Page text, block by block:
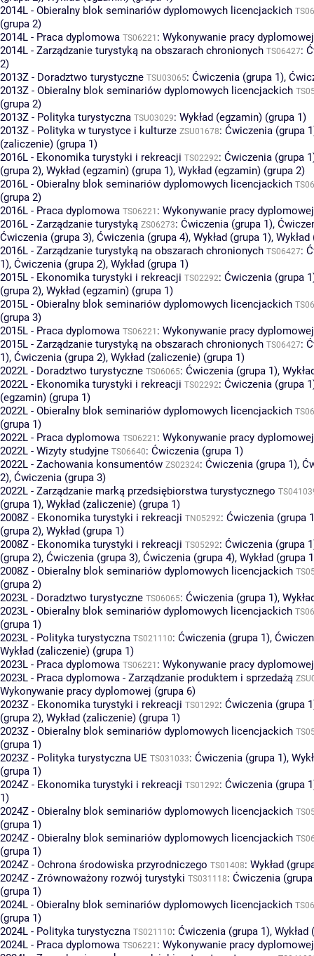
2014L - Obieralny blok seminariów dyplomowych licencjackich
(grupa 2)
2014L - Praca dyplomowa TS06221 : Wykonywanie pracy
2014L - Zarządzanie turystyką na obszarach chronionych TS06427:
2)
2013Z - Doradztwo turystyczne TSU03065: Ćwiczenia (grupa 1),
2013Z - Obieralny blok seminariów dyplomowych licencjackich
(grupa 2)
2013Z - Polityka turystyczna TSU03029: Wykład (egzamin) (grupa 1)
2013Z - Polityka w turystyce i kulturze ZSU01678: Ćwiczenia (grupa
(zaliczenie) (grupa 1)
2016L - Ekonomika turystyki i rekreacji TS02292: Ćwiczenia (grupa
(grupa 2), Wykład (egzamin) (grupa 1), Wykład (egzamin) (grupa 2)
2016L - Obieralny blok seminariów dyplomowych licencjackich
(grupa 2)
2016L - Praca dyplomowa TS06221 : Wykonywanie pracy
2016L - Zarządzanie turystyką ZS06273: Ćwiczenia (grupa 1),
Ćwiczenia (grupa 3), Ćwiczenia (grupa 4), Wykład (grupa 1),
2016L - Zarządzanie turystyką na obszarach chronionych TS06427:
1), Ćwiczenia (grupa 2), Wykład (grupa 1)
2015L - Ekonomika turystyki i rekreacji TS02292: Ćwiczenia (grupa
(grupa 2), Wykład (egzamin) (grupa 1)
2015L - Obieralny blok seminariów dyplomowych licencjackich
(grupa 3)
2015L - Praca dyplomowa TS06221 : Wykonywanie pracy
2015L - Zarządzanie turystyką na obszarach chronionych TS06427:
1), Ćwiczenia (grupa 2), Wykład (zaliczenie) (grupa 1)
2022L - Doradztwo turystyczne TS06065: Ćwiczenia (grupa 1),
2022L - Ekonomika turystyki i rekreacji TS02292: Ćwiczenia (grupa
(egzamin) (grupa 1)
2022L - Obieralny blok seminariów dyplomowych licencjackich
(grupa 1)
2022L - Praca dyplomowa TS06221 : Wykonywanie pracy
2022L - Wizyty studyjne TS06640: Ćwiczenia (grupa 1)
2022L - Zachowania konsumentów ZS02324: Ćwiczenia (grupa 1),
2), Ćwiczenia (grupa 3)
2022L - Zarządzanie marką przedsiębiorstwa turystycznego
(grupa 1), Wykład (zaliczenie) (grupa 1)
2008Z - Ekonomika turystyki i rekreacji TN05292: Ćwiczenia (grupa
(grupa 2), Wykład (grupa 1)
2008Z - Ekonomika turystyki i rekreacji TS05292: Ćwiczenia (grupa
(grupa 2), Ćwiczenia (grupa 3), Ćwiczenia (grupa 4), Wykład (grupa
2008Z - Obieralny blok seminariów dyplomowych licencjackich
(grupa 2)
2023L - Doradztwo turystyczne TS06065: Ćwiczenia (grupa 1),
2023L - Obieralny blok seminariów dyplomowych licencjackich
(grupa 1)
2023L - Polityka turystyczna TS021110: Ćwiczenia (grupa 1),
Wykład (zaliczenie) (grupa 1)
2023L - Praca dyplomowa TS06221 : Wykonywanie pracy
2023L - Praca dyplomowa - Zarządzanie produktem i sprzedażą
Wykonywanie pracy dyplomowej (grupa 6)
2023Z - Ekonomika turystyki i rekreacji TS01292: Ćwiczenia (grupa
(grupa 2), Wykład (zaliczenie) (grupa 1)
2023Z - Obieralny blok seminariów dyplomowych licencjackich
(grupa 1)
2023Z - Polityka turystyczna UE TS031033: Ćwiczenia (grupa 1),
(grupa 1)
2024Z - Ekonomika turystyki i rekreacji TS01292: Ćwiczenia (grupa
1)
2024Z - Obieralny blok seminariów dyplomowych licencjackich
(grupa 1)
2024Z - Obieralny blok seminariów dyplomowych licencjackich
(grupa 1)
2024Z - Ochrona środowiska przyrodniczego TS01408: Wykład
2024Z - Zrównoważony rozwój turystyki TS031118: Ćwiczenia
(grupa 1)
2024L - Obieralny blok seminariów dyplomowych licencjackich
(grupa 1)
2024L - Polityka turystyczna TS021110: Ćwiczenia (grupa 1), Wykład
2024L - Praca dyplomowa TS06221 : Wykonywanie pracy